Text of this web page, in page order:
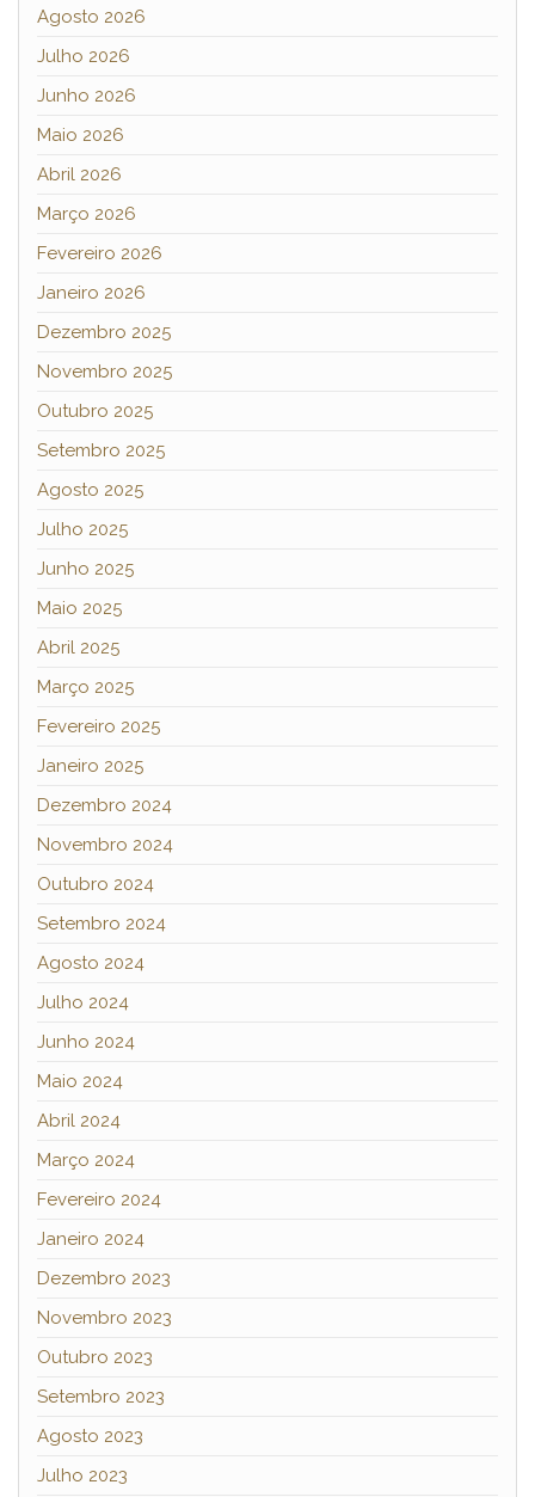
Agosto 2026
Julho 2026
Junho 2026
Maio 2026
Abril 2026
Março 2026
Fevereiro 2026
Janeiro 2026
Dezembro 2025
Novembro 2025
Outubro 2025
Setembro 2025
Agosto 2025
Julho 2025
Junho 2025
Maio 2025
Abril 2025
Março 2025
Fevereiro 2025
Janeiro 2025
Dezembro 2024
Novembro 2024
Outubro 2024
Setembro 2024
Agosto 2024
Julho 2024
Junho 2024
Maio 2024
Abril 2024
Março 2024
Fevereiro 2024
Janeiro 2024
Dezembro 2023
Novembro 2023
Outubro 2023
Setembro 2023
Agosto 2023
Julho 2023